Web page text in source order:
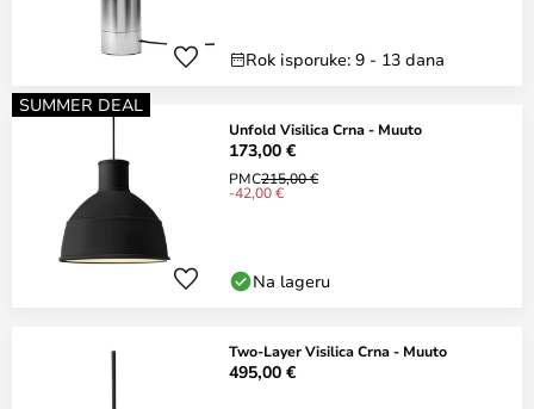
Rok isporuke: 9 - 13 dana
SUMMER DEAL
Unfold Visilica Crna - Muuto
173,00 €
PMC215,00 €
-42,00 €
Na lageru
Two-Layer Visilica Crna - Muuto
495,00 €